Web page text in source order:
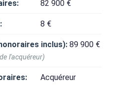
82 900 €
8 €
inclus): 89 900 €
l'acquéreur)
Acquéreur